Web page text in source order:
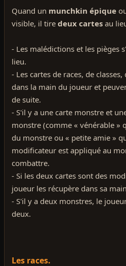
Quand un munchkin épique
visible, il tire deux cartes au
- Les malédictions et les pièges
lieu.
- Les cartes de races, de
dans la main du joueur et
de suite.
- S'il y a une carte monstre et
monstre (comme « vénérable »
du monstre ou « petite amie »
modificateur est appliqué au
combattre.
- Si les deux cartes sont des
joueur les récupère dans sa
- S'il y a deux monstres, le
deux.
Les races.